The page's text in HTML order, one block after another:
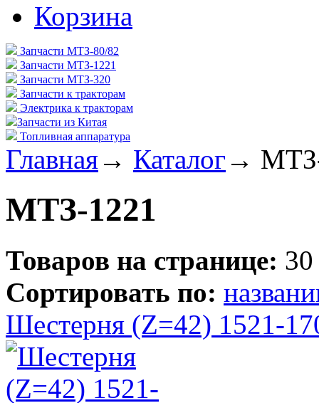
Корзина
Запчасти МТЗ-80/82
Запчасти МТЗ-1221
Запчасти МТЗ-320
Запчасти к тракторам
Электрика к тракторам
Запчасти из Китая
Топливная аппаратура
Главная→ Каталог →
МТЗ-1221
Товаров на странице: 30
Сортировать по:
Шестерня (Z=42) 1521-